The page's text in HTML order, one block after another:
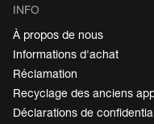
INFO
À propos de nous
Informations d'achat
Réclamation
Recyclage des anciens
Déclarations de